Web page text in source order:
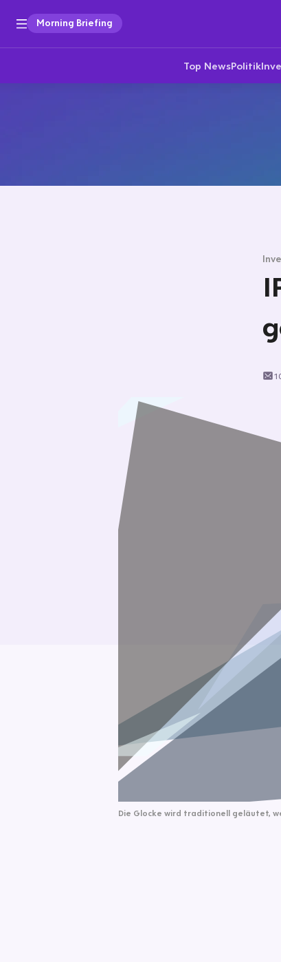
Morning Briefing
Top NewsPolitik
Die Glocke wird traditionell geläutet,